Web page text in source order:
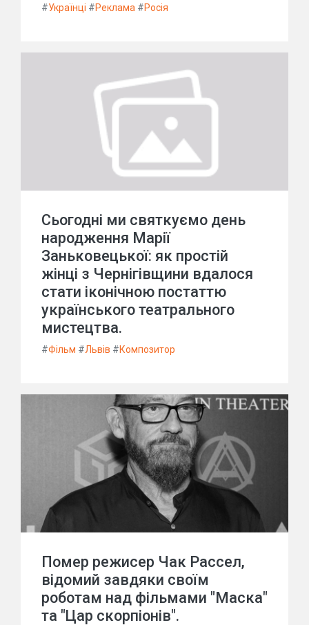
#Українці #Реклама #Росія
Сьогодні ми святкуємо день
народження Марії
Заньковецької: як простій
жінці з Чернігівщини вдалося
стати іконічною постаттю
українського театрального
мистецтва.
#Фільм #Львів #Композитор
Помер режисер Чак Рассел,
відомий завдяки своїм
роботам над фільмами "Маска"
та "Цар скорпіонів".